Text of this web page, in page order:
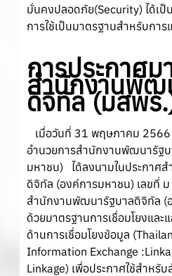
มั่นคงปลอดภัย(Security) ได้เป็
การใช้เป็นมาตรฐานสำหรับกา
การประกาศม
สำนักงานพัฒ
ดิจิทัล(มสพร
เมื่อวันที่ 31 พฤษภาคม
อำนวยการสำนักงานพัฒนารัฐ
มหาชน) ได้ลงนามในประกาศ
ดิจิทัล (องค์การมหาชน) เลขที่
สำนักงานพัฒนารัฐบาลดิจิทัล
ด้วยมาตรฐานการเชื่อมโยงแล
ด้านการเชื่อมโยงข้อมูล
Information Exchange
Linkage) เพื่อประกาศใช้สำห